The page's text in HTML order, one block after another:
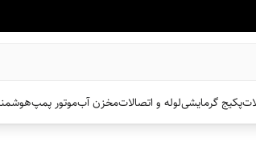
پکیج گرمایشیلوله و اتصالاتمخزن آبموتور پمپ